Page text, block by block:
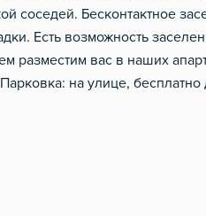
Бесконтактное
Есть возможность
разместим вас в наших
на улице, бесплатно